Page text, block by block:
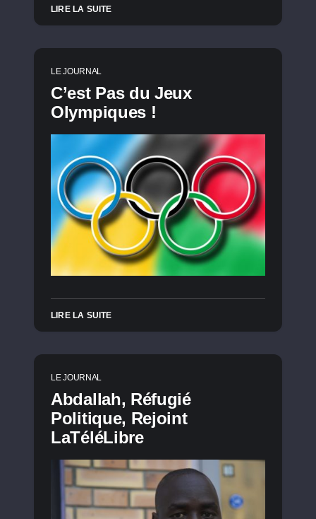
LIRE LA SUITE
LE JOURNAL
C’est Pas du Jeux
Olympiques !
LIRE LA SUITE
LE JOURNAL
Abdallah, Réfugié
Politique, Rejoint
LaTéléLibre